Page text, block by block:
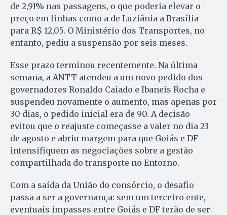
de 2,91% nas passagens, o que poderia elevar o
preço em linhas como a de Luziânia a Brasília
para R$ 12,05. O Ministério dos Transportes, no
entanto, pediu a suspensão por seis meses.
Esse prazo terminou recentemente. Na última
semana, a ANTT atendeu a um novo pedido dos
governadores Ronaldo Caiado e Ibaneis Rocha e
suspendeu novamente o aumento, mas apenas por
30 dias, o pedido inicial era de 90. A decisão
evitou que o reajuste começasse a valer no dia 23
de agosto e abriu margem para que Goiás e DF
intensifiquem as negociações sobre a gestão
compartilhada do transporte no Entorno.
Com a saída da União do consórcio, o desafio
passa a ser a governança: sem um terceiro ente,
eventuais impasses entre Goiás e DF terão de ser